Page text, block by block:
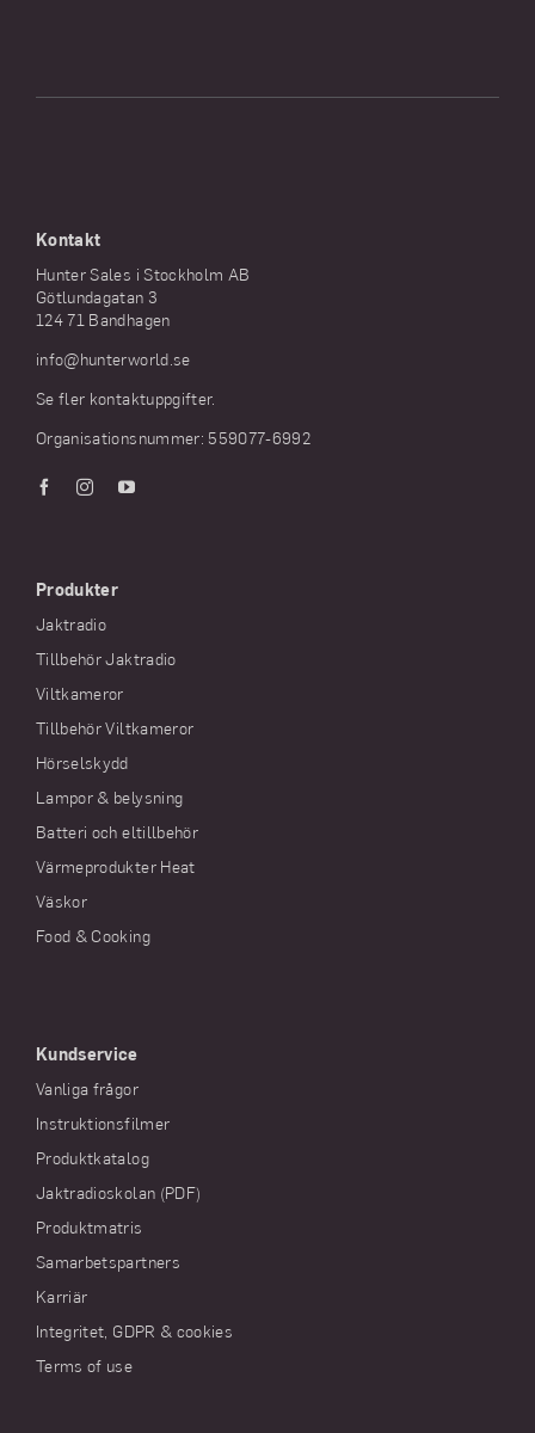
Kontakt
Hunter Sales i Stockholm AB
Götlundagatan 3
124 71 Bandhagen
info@hunterworld.se
Se fler kontaktuppgifter.
Organisationsnummer: 559077-6992
Produkter
Jaktradio
Tillbehör Jaktradio
Viltkameror
Tillbehör Viltkameror
Hörselskydd
Lampor & belysning
Batteri och eltillbehör
Värmeprodukter Heat
Väskor
Food & Cooking
Kundservice
Vanliga frågor
Instruktionsfilmer
Produktkatalog
Jaktradioskolan (PDF)
Produktmatris
Samarbetspartners
Karriär
Integritet, GDPR & cookies
Terms of use